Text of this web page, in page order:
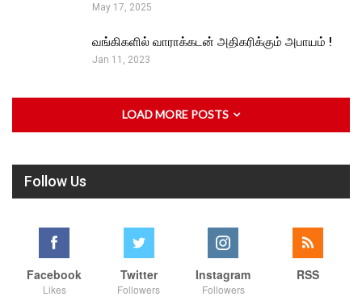
May 17, 2025
வங்கிகளில் வாராக்கடன் அதிகரிக்கும் அபாயம் !
Jan 11, 2023
LOAD MORE POSTS
Follow Us
Facebook
Likes
Twitter
Followers
Instagram
Followers
RSS